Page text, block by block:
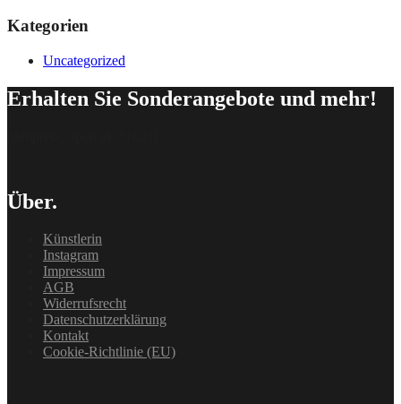
Kategorien
Uncategorized
Erhalten Sie Sonderangebote und mehr!
Über.
Künstlerin
Instagram
Impressum
AGB
Widerrufsrecht
Datenschutzerklärung
Kontakt
Cookie-Richtlinie (EU)